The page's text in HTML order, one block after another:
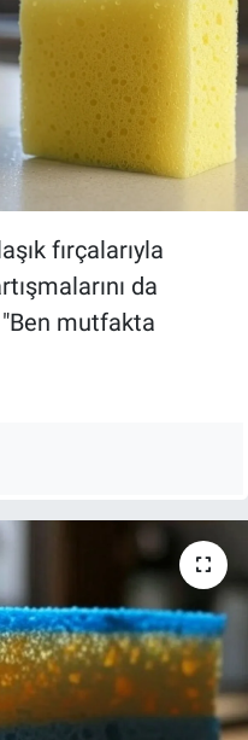
fırçalarıyla
da
mutfakta